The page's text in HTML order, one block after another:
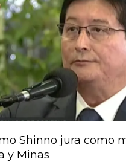
Shinno jura como
y Minas